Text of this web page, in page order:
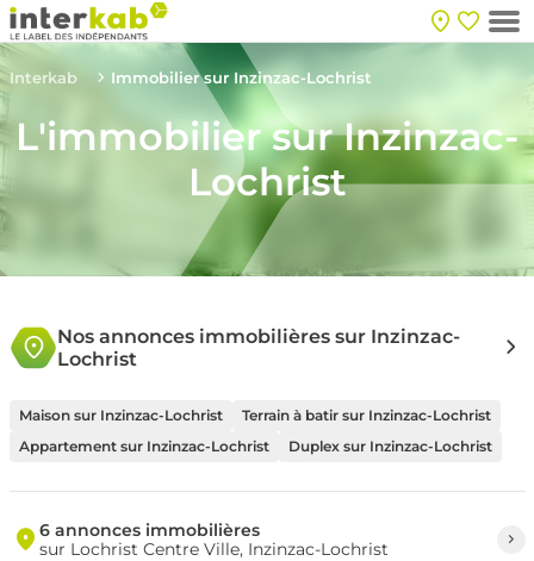
Interkab Immobilier sur Inzinzac-Lochrist
L'immobilier sur Inzinzac-
Lochrist
Nos annonces immobilières sur Inzinzac-
Lochrist
Maison sur Inzinzac-Lochrist
Terrain à batir sur Inzinzac-Lochrist
Appartement sur Inzinzac-Lochrist
Duplex sur Inzinzac-Lochrist
6 annonces immobilières
sur Lochrist Centre Ville, Inzinzac-Lochrist